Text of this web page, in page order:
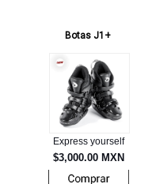
Botas J1+
Express yourself
$3,000.00 MXN